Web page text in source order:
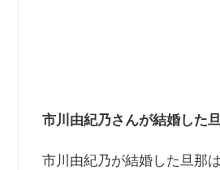
市川由紀乃さんが結婚した
市川由紀乃が結婚した旦那